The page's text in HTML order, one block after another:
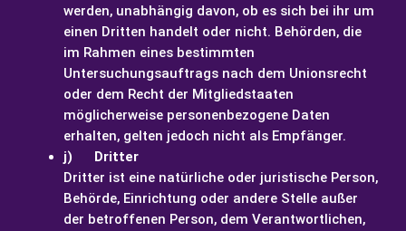
werden, unabhängig davon, ob es sich bei ihr um
einen Dritten handelt oder nicht. Behörden, die
im Rahmen eines bestimmten
Untersuchungsauftrags nach dem Unionsrecht
oder dem Recht der Mitgliedstaaten
möglicherweise personenbezogene Daten
erhalten, gelten jedoch nicht als Empfänger.
j) Dritter
Dritter ist eine natürliche oder juristische Person,
Behörde, Einrichtung oder andere Stelle außer
der betroffenen Person, dem Verantwortlichen,